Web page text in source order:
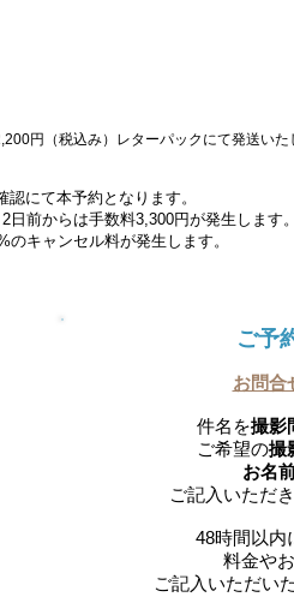
円（税込み） レターパックにて発送いた
にて本予約となります。
前からは手数料3,300円が発生します。
のキャンセル料が発生します。
ご予
お問合
件名を撮影
ご希望の撮
お名
ご記入いただ
48時間以内
料金や
ご記入いただい